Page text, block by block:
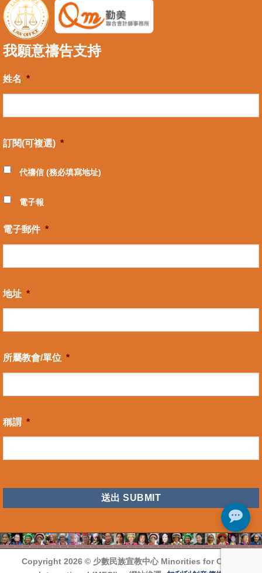
我願意禱告支持
姓名 *
訂閱(可複選) *
代禱信 (務必填寫地址)
電子報
電子郵件 *
地址 *
所屬教會/單位 *
稱謂 *
Copyright 2026 © 少數民族宣教中心 Minorities for Christ